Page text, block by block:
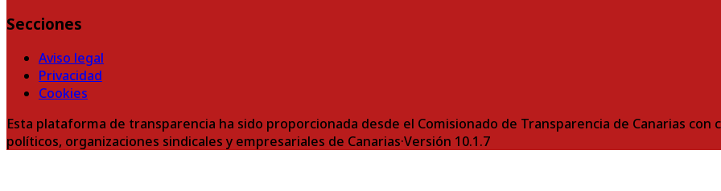
Secciones
Aviso legal
Privacidad
Cookies
Esta plataforma de transparencia ha sido proporcionada desde el Comisionado de Transparencia de Canarias
políticos, organizaciones sindicales y empresariales de Canarias·Versión 10.1.7